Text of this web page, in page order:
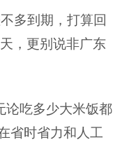
多到期，打算回
，更别说非广东
论吃多少大米饭都
省时省力和人工